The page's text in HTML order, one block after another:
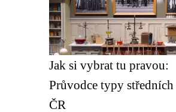
Jak si vybrat tu pravou:
Průvodce typy
ČR